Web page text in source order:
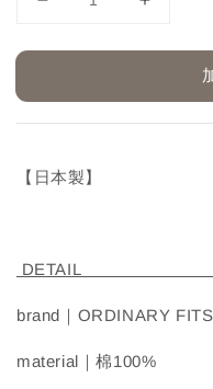
【日本製】
brand｜ORDINARY FITS
material｜棉100%